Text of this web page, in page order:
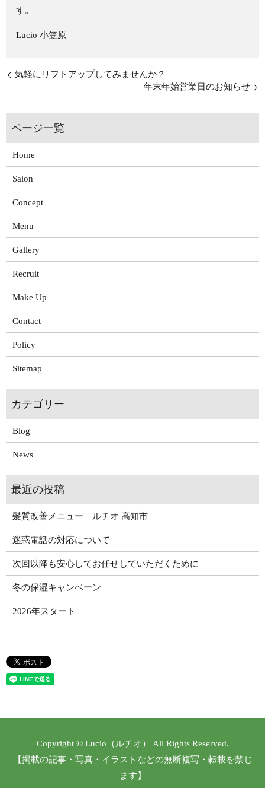
す。
Lucio 小笠原
気軽にリフトアップしてみませんか？
年末年始営業日のお知らせ
Home
Salon
Concept
Menu
Gallery
Recruit
Make Up
Contact
Policy
Sitemap
Blog
News
髪質改善メニュー｜ルチオ 高知市
迷惑電話の対応について
次回以降も安心してお任せしていただくために
冬の保湿キャンペーン
2026年スタート
Copyright © Lucio（ルチオ） All Rights Reserved.
【掲載の記事・写真・イラストなどの無断複写・転載を禁じ
ます】